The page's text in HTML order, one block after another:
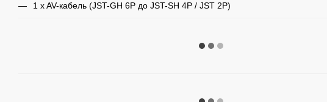
1 x AV-кабель (JST-GH 6P до JST-SH 4P / JST 2P)